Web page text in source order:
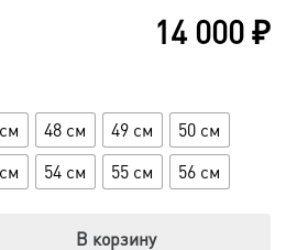
14 000₽
48 см 49 см
50 см
54 см 55 см 56 см
В корзину